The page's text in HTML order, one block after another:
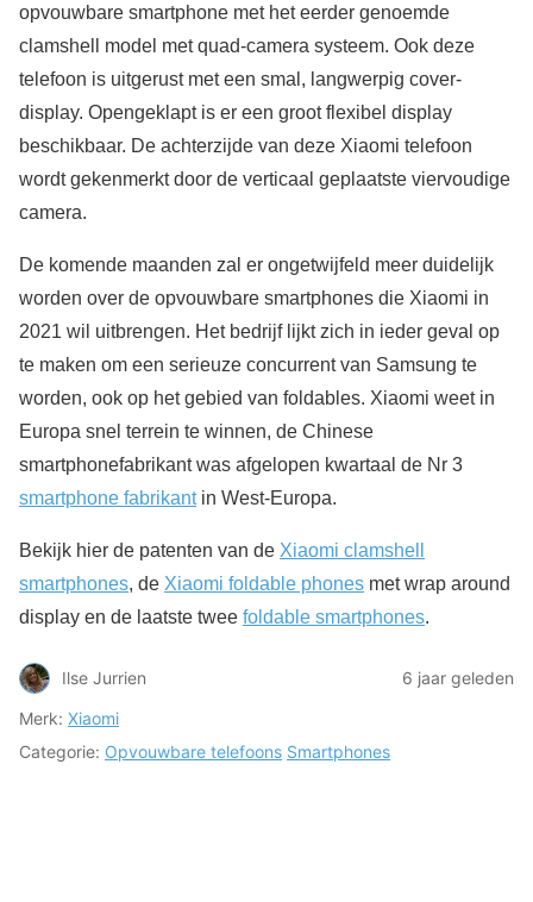
opvouwbare smartphone met het eerder genoemde
clamshell model met quad-camera systeem. Ook deze
telefoon is uitgerust met een smal, langwerpig cover-
display. Opengeklapt is er een groot flexibel display
beschikbaar. De achterzijde van deze Xiaomi telefoon
wordt gekenmerkt door de verticaal geplaatste viervoudige
camera.
De komende maanden zal er ongetwijfeld meer duidelijk
worden over de opvouwbare smartphones die Xiaomi in
2021 wil uitbrengen. Het bedrijf lijkt zich in ieder geval op
te maken om een serieuze concurrent van Samsung te
worden, ook op het gebied van foldables. Xiaomi weet in
Europa snel terrein te winnen, de Chinese
smartphonefabrikant was afgelopen kwartaal de Nr 3
smartphone fabrikantin West-Europa.
Bekijk hier de patenten van de Xiaomi clamshell
smartphones, de Xiaomi foldable phones met wrap around
display en de laatste twee foldable smartphones.
Ilse Jurrien
6 jaar geleden
Merk: Xiaomi
Categorie: Opvouwbare telefoons Smartphones